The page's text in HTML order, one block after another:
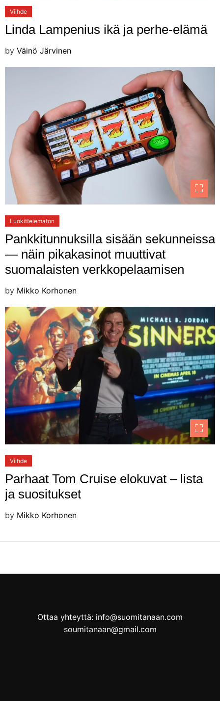
Viihde
Linda Lampenius ikä ja perhe-elämä
by Väinö Järvinen
Luokittelematon
Pankkitunnuksilla sisään sekunneissa
— näin pikakasinot muuttivat
suomalaisten verkkopelaamisen
by Mikko Korhonen
Viihde
Parhaat Tom Cruise elokuvat – lista
ja suositukset
by Mikko Korhonen
Ottaa yhteyttä: info@suomitanaan.com
soumitanaan@gmail.com